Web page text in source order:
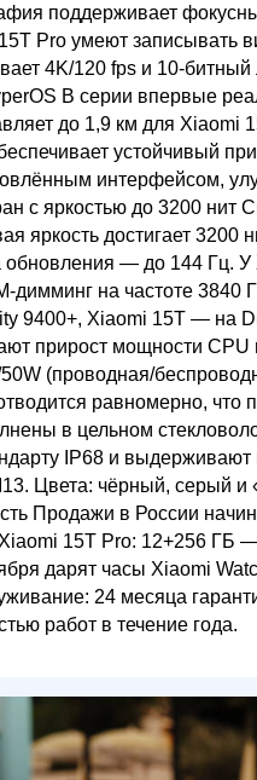
поддерживает
Pro умеют записывать
4K/120 fps и 10-
В серии впервые
до 1,9 км для
устойчивый
интерфейсом,
с яркостью до 3200
яркость достигает
обновления — до 144 Гц.
димминг на частоте 3840
9400+, Xiaomi 15T — на
прирост мощности
(проводная/
равномерно, что
в цельном
IP68 и выдерживают
Цвета: чёрный, серый
Продажи в России
15T Pro: 12+256 ГБ
дарят часы Xiaomi
24 месяца
работ в течение года.